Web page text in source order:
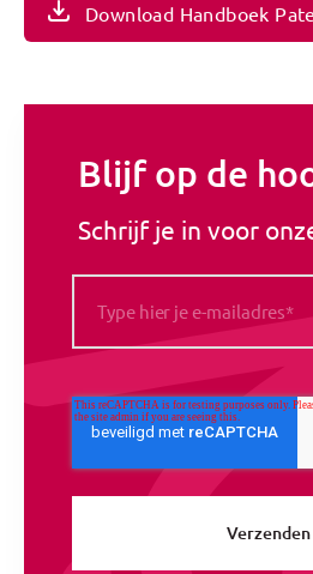
Download Handboek
Blijf op de
Schrijf je in voor